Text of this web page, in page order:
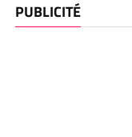
PUBLICITÉ